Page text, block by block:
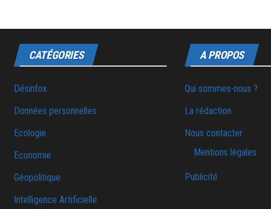
CATÉGORIES
Désinfox
Données personnelles
Ecologie
Economie
Géopolitique
Intelligence Artificielle
A PROPOS
Qui sommes-nous ?
La rédaction
Nous contacter
Mentions légales
Publicité